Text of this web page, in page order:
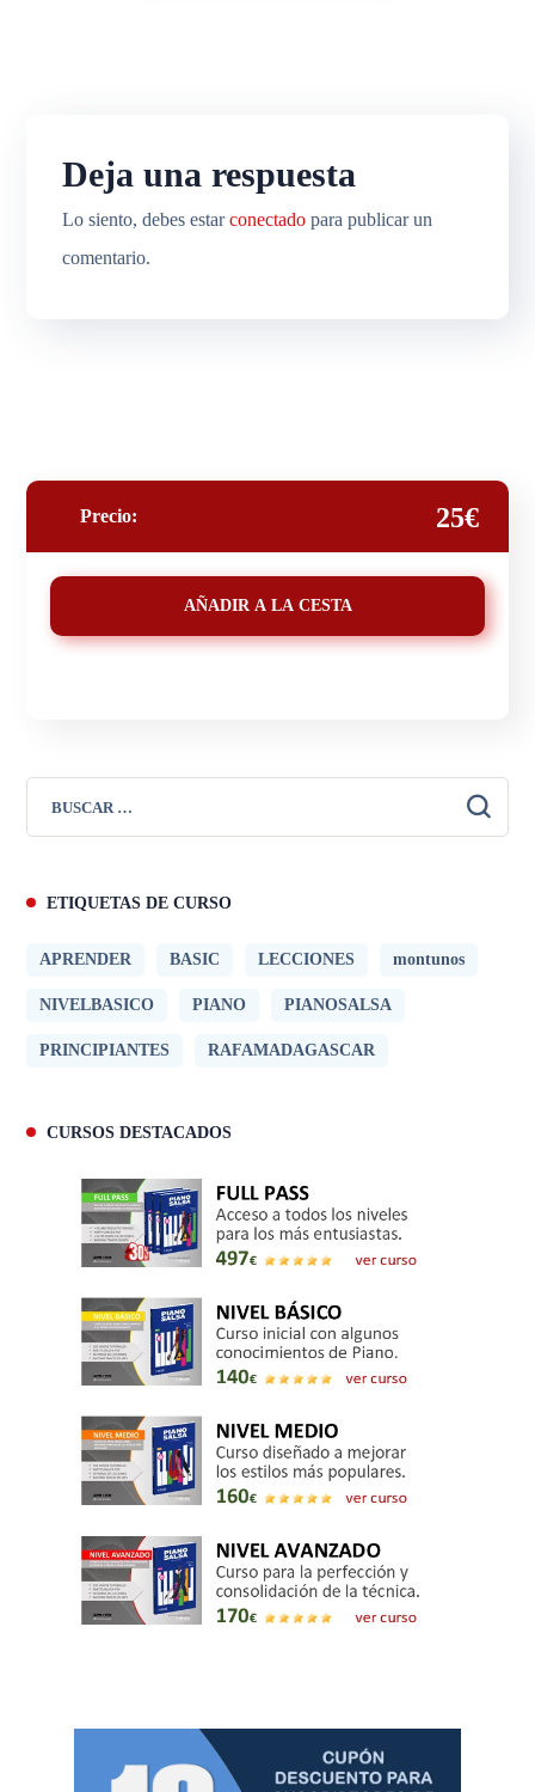
Deja una respuesta
Lo siento, debes estarconectado para publicar un
comentario.
Precio: 25€
AÑADIR A LA CESTA
ETIQUETAS DE CURSO
APRENDER BASIC LECCIONES montunos
NIVELBASICO PIANO PIANOSALSA
PRINCIPIANTES RAFAMADAGASCAR
CURSOS DESTACADOS